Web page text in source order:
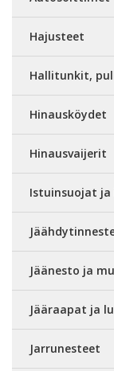
Hajusteet
Hallitunkit,
Hinausköydet
Hinausvaijerit
Istuinsuojat
Jäänesto ja
Jääraapat ja
Jarrunesteet